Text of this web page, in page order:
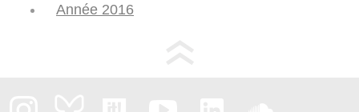
Année 2016